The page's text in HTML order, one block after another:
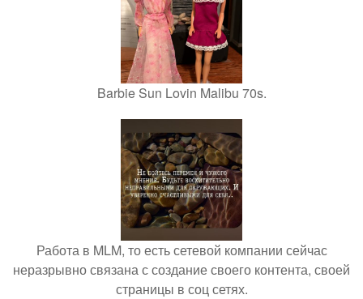
Barbie Sun Lovin Malibu 70s.
Работа в MLM, то есть сетевой компании сейчас
неразрывно связана с создание своего контента, своей
страницы в соц сетях.